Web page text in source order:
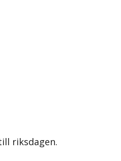
riksdagen.